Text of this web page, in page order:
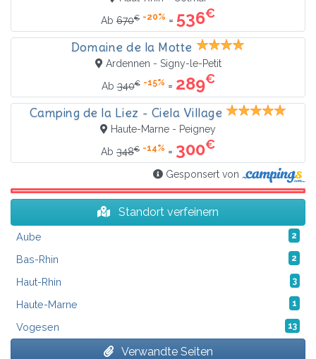
Ab 670€ -20% = 536€
Domaine de la Motte
Ardennen - Signy-le-Petit
Ab340€ -15% = 289€
Camping de la Liez - Ciela Village
Haute-Marne - Peigney
Ab 348€ -14% = 300€
Gesponsert von
Standort verfeinern
Aube 2
Bas-Rhin 2
Haut-Rhin 3
Haute-Marne 1
Vogesen 13
Verwandte Seiten